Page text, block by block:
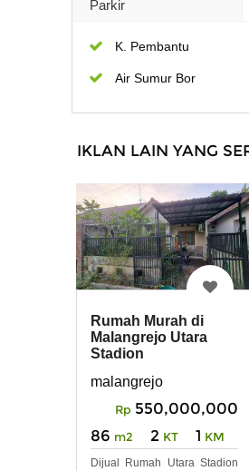
Parkir
K. Pembantu
Air Sumur Bor
IKLAN LAIN YANG
Rumah Murah di
Malangrejo Utara
Stadion
malangrejo
Rp 550,000,000
86 m2 2 KT 1 KM
Dijual Rumah Utara Stadion